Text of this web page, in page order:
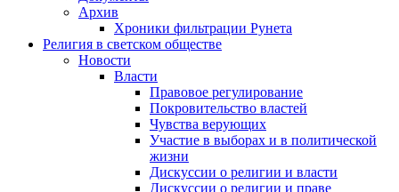
Архив
Хроники фильтрации Рунета
Религия в светском обществе
Новости
Власти
Правовое регулирование
Покровительство властей
Чувства верующих
Участие в выборах и в политической
жизни
Дискуссии о религии и власти
Дискуссии о религии и праве